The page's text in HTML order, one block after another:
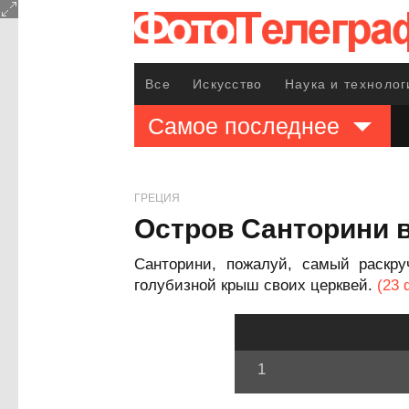
Все Искусство Наука и
Самое последнее
ГРЕЦИЯ
Остров Санторини
Санторини, пожалуй, самый
голубизной крыш своих церквей. (23
1